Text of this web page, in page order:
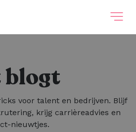
blogt
voor talent en bedrijven. Blijf
krijg carrièreadvies en
nieuwtjes.